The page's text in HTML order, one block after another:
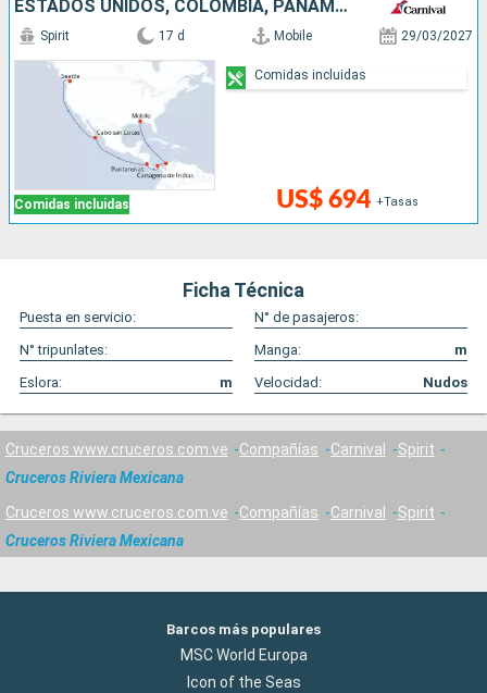
ESTADOS UNIDOS, COLOMBIA, PANAMÁ, COSTA RICA, MÉXICO
Comidas incluidas
Spirit 17 d Mobile 29/03/2027
US$ 694 +Tasas
Comidas incluidas
Ficha Técnica
Puesta en servicio:
N° de pasajeros:
N° tripunlates:
Manga:
m
Eslora:
m Velocidad: Nudos
Cruceros www.cruceros.com.ve Compañías Carnival
Spirit
Cruceros Riviera Mexicana
Cruceros www.cruceros.com.ve Compañías Carnival
Spirit
Cruceros Riviera Mexicana
Barcos más populares
MSC World Europa
Icon of the Seas